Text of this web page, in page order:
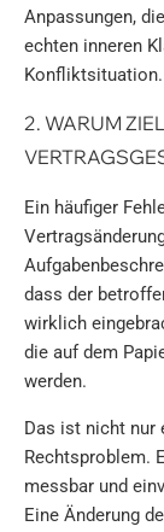
Anpassungen,
echten inneren
Konfliktsituation.
2. WARUM
Ein häufiger
dass der
wirklich
die auf dem
werden.
Das ist nicht nur
Rechtsproblem.
messbar und
Eine Änderung